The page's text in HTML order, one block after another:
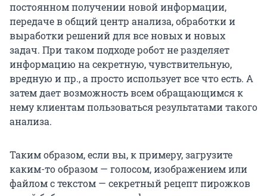
постоянном получении новой информации,
передаче в общий центр анализа, обработки и
выработки решений для все новых и новых
задач. При таком подходе робот не разделяет
информацию на секретную, чувствительную,
вредную и пр., а просто использует все что есть. А
затем дает возможность всем обращающимся к
нему клиентам пользоваться результатами такого
анализа.
Таким образом, если вы, к примеру, загрузите
каким-то образом — голосом, изображением или
файлом с текстом — секретный рецепт пирожков